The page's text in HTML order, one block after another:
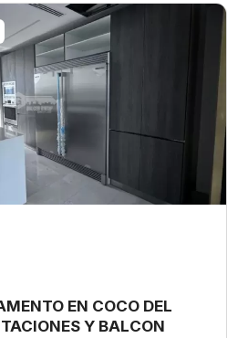
EN COCO DEL
Y BALCON